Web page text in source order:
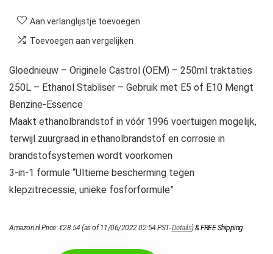
Aan verlanglijstje toevoegen
Toevoegen aan vergelijken
Gloednieuw – Originele Castrol (OEM) – 250ml traktaties
250L – Ethanol Stabliser – Gebruik met E5 of E10 Mengt
Benzine-Essence
Maakt ethanolbrandstof in vóór 1996 voertuigen mogelijk,
terwijl zuurgraad in ethanolbrandstof en corrosie in
brandstofsystemen wordt voorkomen
3-in-1 formule “Ultieme bescherming tegen
klepzitrecessie, unieke fosforformule”
Amazon.nl Price:€28.54 (as of 11/06/2022 02:54 PST-Details)&FREE Shipping.